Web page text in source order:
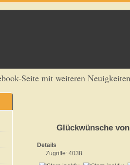
Seite mit weiteren
Glückwünsche
Details
Zugriffe: 4038